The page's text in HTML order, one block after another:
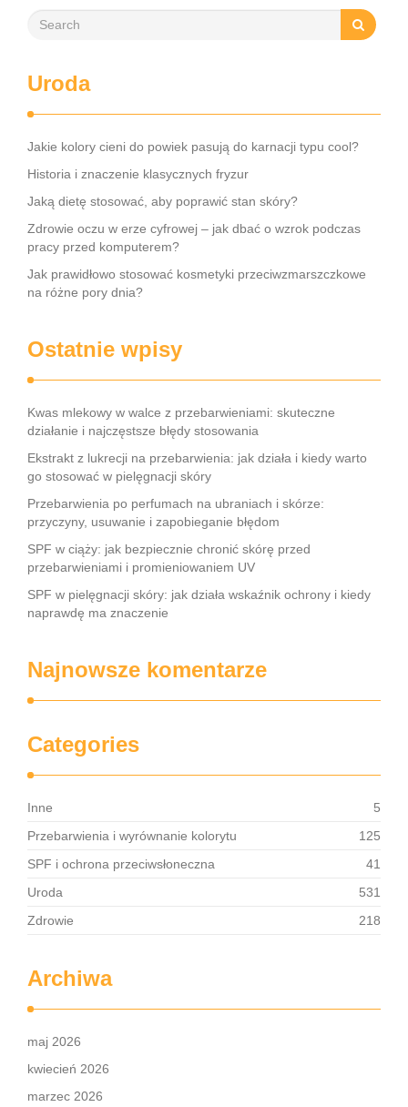
Uroda
Jakie kolory cieni do powiek pasują do karnacji typu cool?
Historia i znaczenie klasycznych fryzur
Jaką dietę stosować, aby poprawić stan skóry?
Zdrowie oczu w erze cyfrowej – jak dbać o wzrok podczas
pracy przed komputerem?
Jak prawidłowo stosować kosmetyki przeciwzmarszczkowe
na różne pory dnia?
Ostatnie wpisy
Kwas mlekowy w walce z przebarwieniami: skuteczne
działanie i najczęstsze błędy stosowania
Ekstrakt z lukrecji na przebarwienia: jak działa i kiedy warto
go stosować w pielęgnacji skóry
Przebarwienia po perfumach na ubraniach i skórze:
przyczyny, usuwanie i zapobieganie błędom
SPF w ciąży: jak bezpiecznie chronić skórę przed
przebarwieniami i promieniowaniem UV
SPF w pielęgnacji skóry: jak działa wskaźnik ochrony i kiedy
naprawdę ma znaczenie
Najnowsze komentarze
Categories
Inne
5
Przebarwienia i wyrównanie kolorytu
125
SPF i ochrona przeciwsłoneczna
41
Uroda
531
Zdrowie
218
Archiwa
maj 2026
kwiecień 2026
marzec 2026